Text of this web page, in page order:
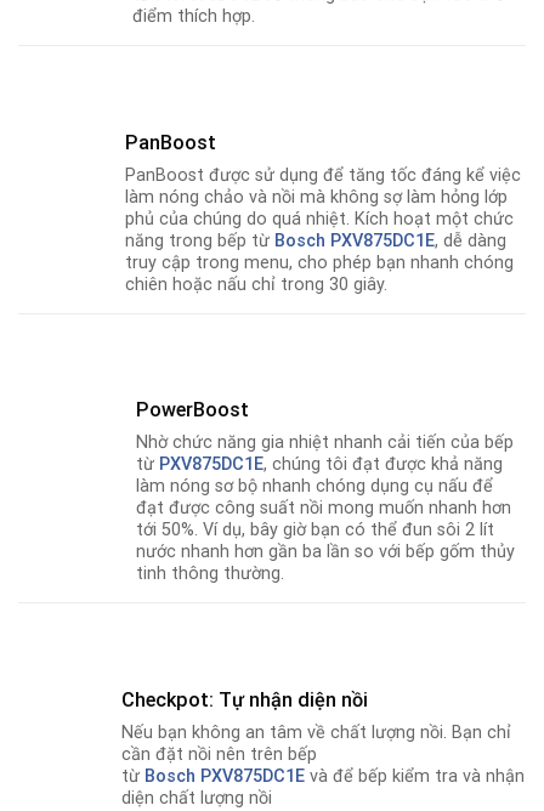
điểm thích hợp.
PanBoost
PanBoost được sử dụng để tăng tốc đáng kể việc
làm nóng chảo và nồi mà không sợ làm hỏng lớp
phủ của chúng do quá nhiệt. Kích hoạt một chức
năng trong bếp từ Bosch PXV875DC1E, dễ dàng
truy cập trong menu, cho phép bạn nhanh chóng
chiên hoặc nấu chỉ trong 30 giây.
PowerBoost
Nhờ chức n­­­ăng gia nhiệt nhanh cải tiến của bếp
từ PXV875DC1E, chúng tôi đạt được khả năng
làm nóng sơ bộ nhanh chóng dụng cụ nấu để
đạt được công suất nồi mong muốn nhanh hơn
tới 50%. Ví dụ, bây giờ bạn có thể đun sôi 2 lít
nước nhanh hơn gần ba lần so với bếp gốm thủy
tinh thông thường.
Checkpot: Tự nhận diện nồi
Nếu bạn không an tâm về chất lượng nồi. Bạn chỉ
cần đặt nồi nên trên bếp
từ Bosch PXV875DC1E và để bếp kiểm tra và nhận
diện chất lượng nồi